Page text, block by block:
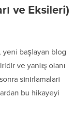
ve Eksileri)
yeni başlayan blog
ve yanlış olanı
sınırlamaları
bu hikayeyi